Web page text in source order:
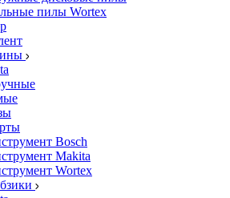
пилы Wortex
Bosch
Makita
Wortex